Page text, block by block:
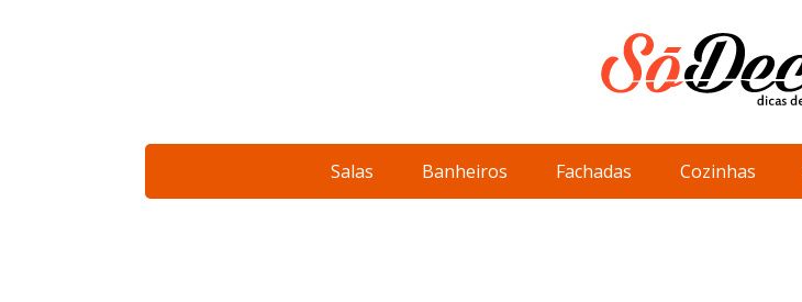
Salas Banheiros Fachadas Cozinhas